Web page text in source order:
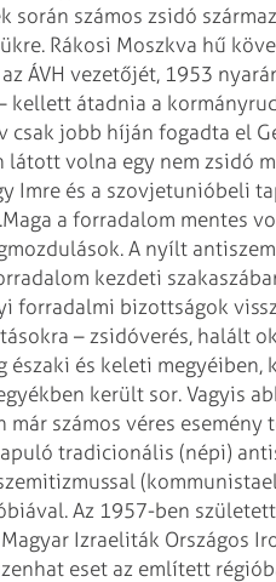
során számos zsidó
Rákosi Moszkva hű
ÁVH vezetőjét, 1953
átadnia a
csak jobb híján fogadta el
látott volna egy nem zsidó
Imre és a szovjetunióbeli
Maga a forradalom mentes
A nyílt
kezdeti
forradalmi bizottságok
– zsidóverés, halált
északi és keleti megyéiben,
került sor. Vagyis
számos véres
tradicionális (népi)
Az 1957-ben
Izraeliták Országos
eset az említett